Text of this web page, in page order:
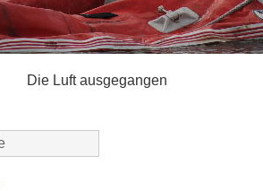
Die Luft ausgegangen